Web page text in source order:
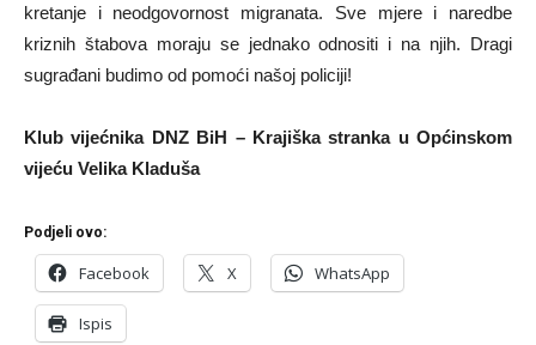
kretanje i neodgovornost migranata. Sve mjere i naredbe
kriznih štabova moraju se jednako odnositi i na njih. Dragi
sugrađani budimo od pomoći našoj policiji!
Klub vijećnika DNZ BiH – Krajiška stranka u Općinskom
vijeću Velika Kladuša
Podjeli ovo:
Facebook X WhatsApp
Ispis